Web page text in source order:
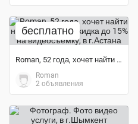
бесплатно
Roman, 52 года, хочет найти новых друзей – Скидка до 15% на...
Roman
2 объявления